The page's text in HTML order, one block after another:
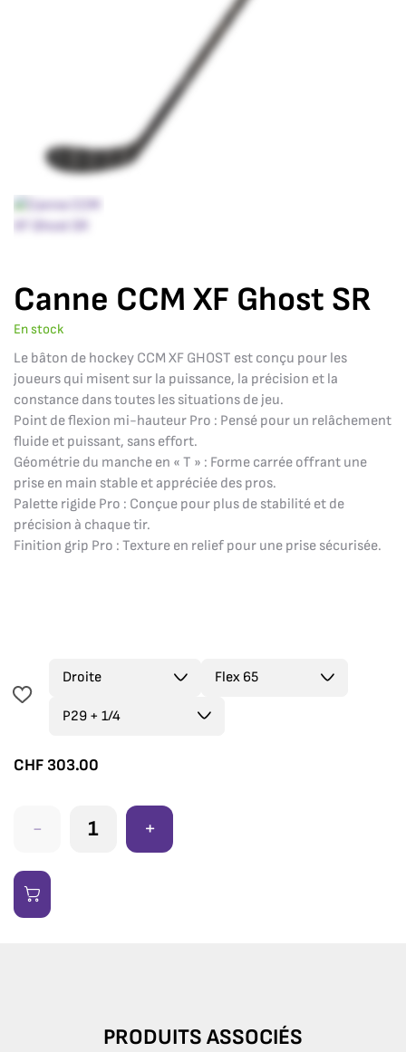
Canne CCM XF Ghost SR
En stock
Le bâton de hockey CCM XF GHOST est conçu pour les
joueurs qui misent sur la puissance, la précision et la
constance dans toutes les situations de jeu.
Point de flexion mi-hauteur Pro : Pensé pour un relâchement
fluide et puissant, sans effort.
Géométrie du manche en « T » : Forme carrée offrant une
prise en main stable et appréciée des pros.
Palette rigide Pro : Conçue pour plus de stabilité et de
précision à chaque tir.
Finition grip Pro : Texture en relief pour une prise sécurisée.
CHF 303.00
- +
PRODUITS ASSOCIÉS